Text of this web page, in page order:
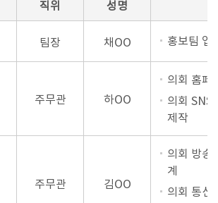
직위 성명
팀장 채OO 홍보팀 업
주무관 하OO
의회 홈페
의회 SNS
제작
주무관 김OO
의회 방송
계
의회 통신